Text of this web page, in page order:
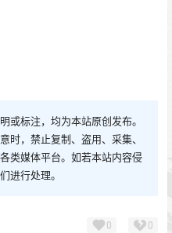
或标注，均为本站原创发布。
时，禁止复制、盗用、采集、
类媒体平台。如若本站内容侵
进行处理。
0 0